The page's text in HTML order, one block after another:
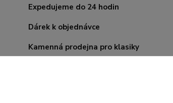
Expedujeme do 24 hodin
Dárek k objednávce
Kamenná prodejna pro klasiky